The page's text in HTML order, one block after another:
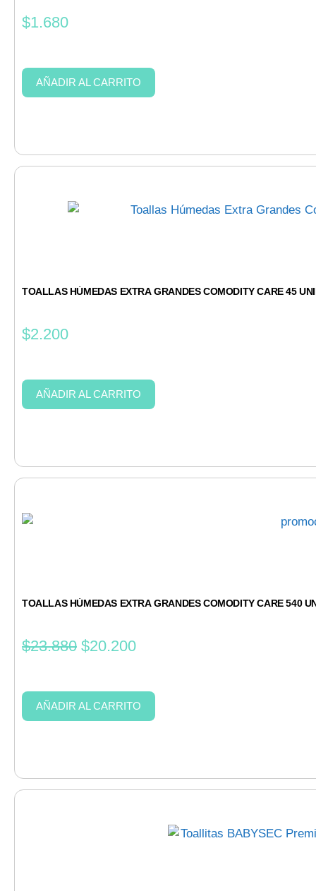
$1.680
AÑADIR AL CARRITO
TOALLAS HÚMEDAS EXTRA GRANDES COMODITY CARE 45
$2.200
AÑADIR AL CARRITO
TOALLAS HÚMEDAS EXTRA GRANDES COMODITY CARE 540
$23.880 $20.200
AÑADIR AL CARRITO